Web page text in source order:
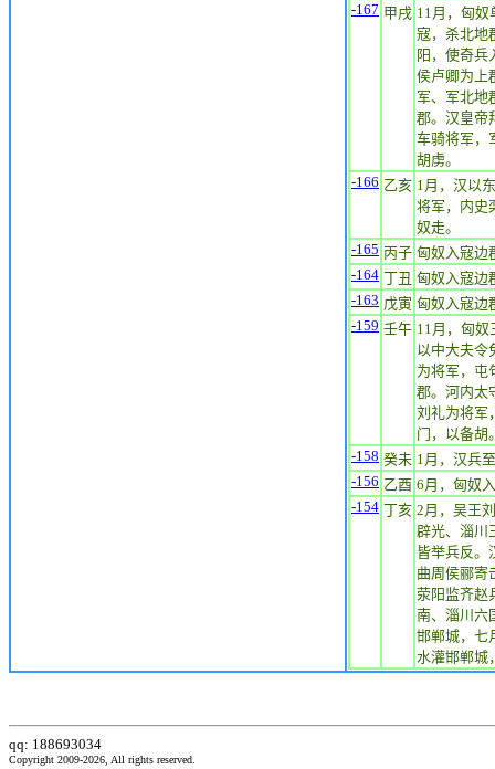
-167 甲戌 11月，匈奴
寇，杀北地
阳，使奇兵
侯卢卿为上
军、军北地
郡。汉皇帝
车骑将军，
胡虏。
-166 乙亥 1月，汉以
将军，内史
奴走。
-165 丙子 匈奴入寇边
-164 丁丑 匈奴入寇边
-163 戊寅 匈奴入寇边
-159 壬午 11月，匈奴
以中大夫令
为将军，屯
郡。河内太
刘礼为将军
门，以备胡
-158 癸未 1月，汉兵
-156 乙酉 6月，匈奴
-154 丁亥 2月，吴王
辟光、淄川
皆举兵反。
曲周侯郦寄
荥阳监齐赵
南、淄川六
邯郸城，七
水灌邯郸城
qq: 188693034
Copyright 2009-2026, All rights reserved.